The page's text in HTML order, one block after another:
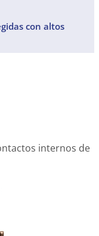
con altos
internos de